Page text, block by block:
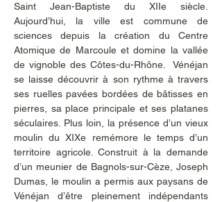
Saint Jean-Baptiste du XIIe siècle.
Aujourd’hui, la ville est commune de
sciences depuis la création du Centre
Atomique de Marcoule et domine la vallée
de vignoble des Côtes-du-Rhône.  Vénéjan
se laisse découvrir à son rythme à travers
ses ruelles pavées bordées de bâtisses en
pierres, sa place principale et ses platanes
séculaires. Plus loin, la présence d’un vieux
moulin du XIXe remémore le temps d’un
territoire agricole. Construit à la demande
d’un meunier de Bagnols-sur-Cèze, Joseph
Dumas, le moulin a permis aux paysans de
Vénéjan d’être pleinement indépendants